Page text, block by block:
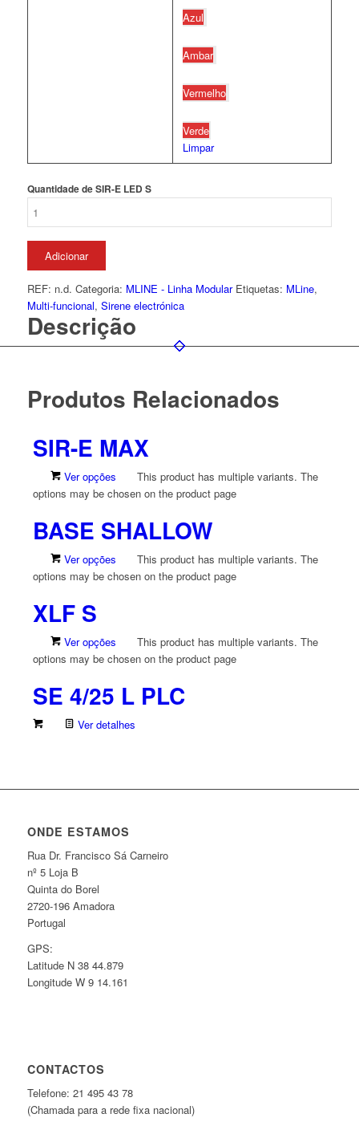
Azul
Ambar
Vermelho
Verde
Limpar
Quantidade de SIR-E LED S
Adicionar
REF: n.d. Categoria: MLINE - Linha Modular Etiquetas: MLine,
Multi-funcional, Sirene electrónica
Descrição
Produtos Relacionados
SIR-E MAX
Ver opções
This product has multiple variants. The
options may be chosen on the product page
BASE SHALLOW
Ver opções
This product has multiple variants. The
options may be chosen on the product page
XLF S
Ver opções
This product has multiple variants. The
options may be chosen on the product page
SE 4/25 L PLC
Ver detalhes
ONDE ESTAMOS
Rua Dr. Francisco Sá Carneiro
nº 5 Loja B
Quinta do Borel
2720-196 Amadora
Portugal
GPS:
Latitude N 38 44.879
Longitude W 9 14.161
CONTACTOS
Telefone: 21 495 43 78
(Chamada para a rede fixa nacional)